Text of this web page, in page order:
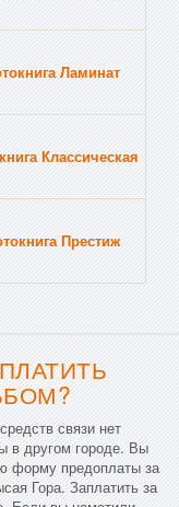
Ламинат
Классическая
Престиж
связи нет
в другом городе. Вы
форму предоплаты за
Гора. Заплатить за